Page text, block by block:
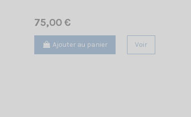
75,00 €
Ajouter au panier Voir